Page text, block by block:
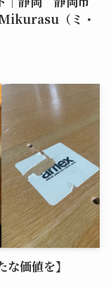
（ミ・
価値を】